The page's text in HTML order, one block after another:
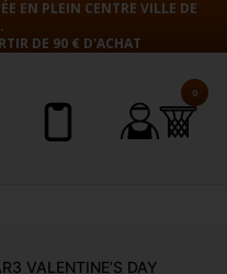
EN PLEIN CENTRE VILLE DE
DE 90 € D'ACHAT
0
VALENTINE’S DAY